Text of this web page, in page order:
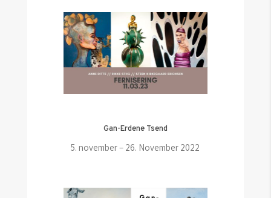
Gan-Erdene Tsend
5. november – 26. November 2022